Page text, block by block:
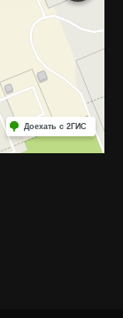
Доехать с 2ГИС